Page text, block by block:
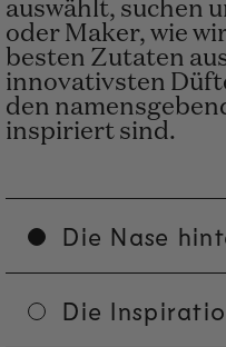
auswählt, suchen
oder Maker, wie
besten Zutaten
innovativsten
den
inspiriert sind.
Die Nase
Die